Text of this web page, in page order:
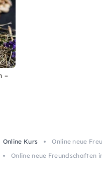
–
Online Kurs
Online neue
Online neue Freundschaften in